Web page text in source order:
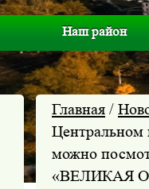
Наш район
Главная /
Центральном
можно
«ВЕЛИКАЯ